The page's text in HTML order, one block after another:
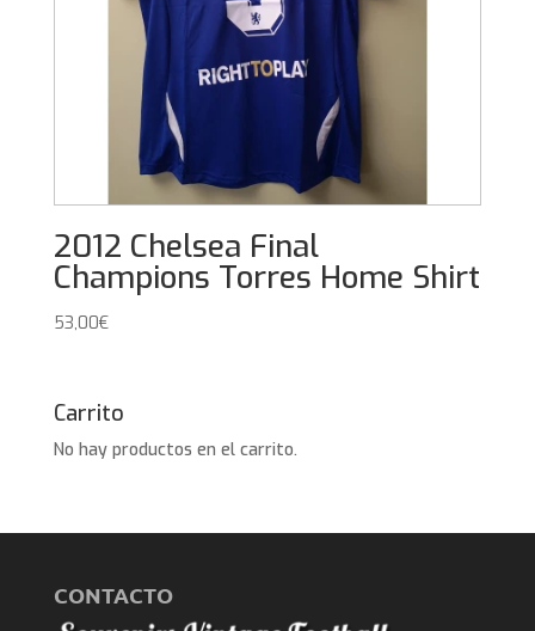
2012 Chelsea Final
Champions Torres Home Shirt
53,00€
Carrito
No hay productos en el carrito.
CONTACTO